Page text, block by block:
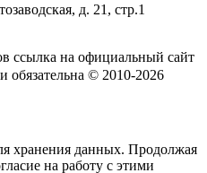
д. 21, стр.1
ссылка на официальный сайт
обязательна © 2010-2026
хранения данных. Продолжая
на работу с этими